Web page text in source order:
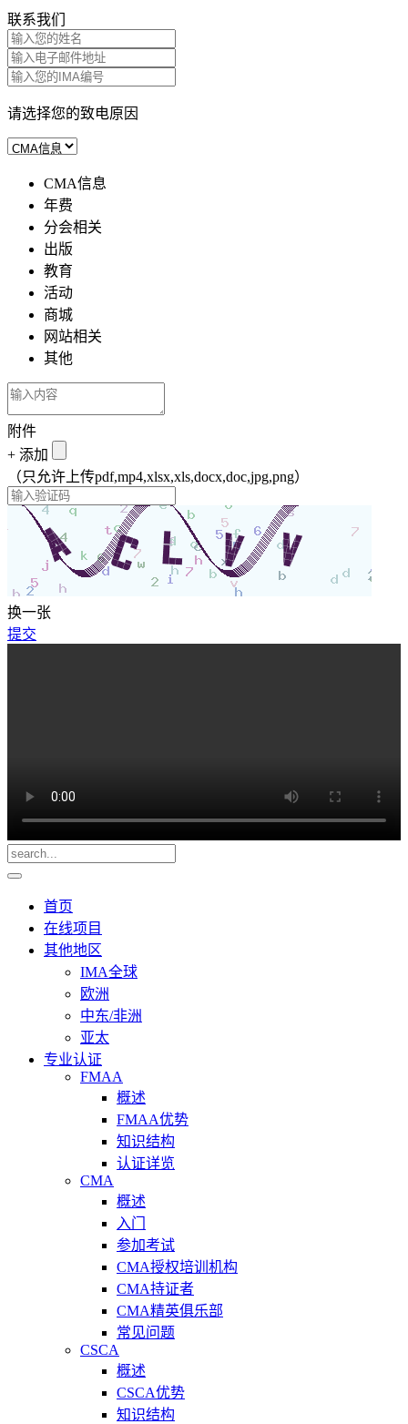
联系我们
请选择您的致电原因
CMA信息
年费
分会相关
出版
教育
活动
商城
网站相关
其他
附件
+ 添加
（只允许上传pdf,mp4,xlsx,xls,docx,doc,jpg,png）
换一张
提交
首页
在线项目
其他地区
IMA全球
欧洲
中东/非洲
亚太
专业认证
FMAA
概述
FMAA优势
知识结构
认证详览
CMA
概述
入门
参加考试
CMA授权培训机构
CMA持证者
CMA精英俱乐部
常见问题
CSCA
概述
CSCA优势
知识结构